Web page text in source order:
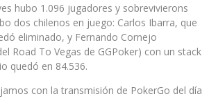
hubo 1.096 jugadores y sobrevivierons
dos chilenos en juego: Carlos Ibarra, que
eliminado, y Fernando Cornejo
Road To Vegas de GGPoker) con un stack
quedó en 84.536.
con la transmisión de PokerGo del día